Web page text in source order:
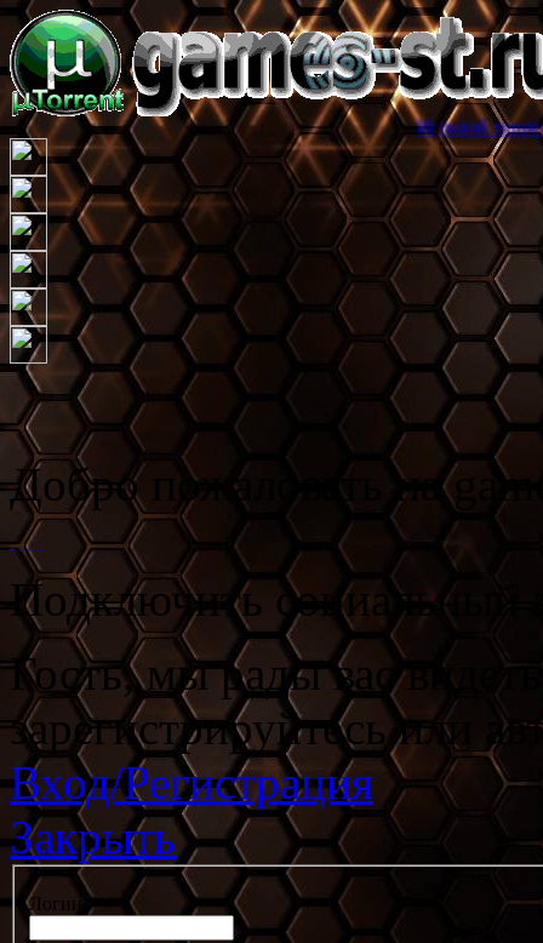
Игровой торрент трекер
Добро пожаловать на
Подключить социальный
Гость, мы рады вас
зарегистрируйтесь или
Вход/Регистрация
Закрыть
Логин